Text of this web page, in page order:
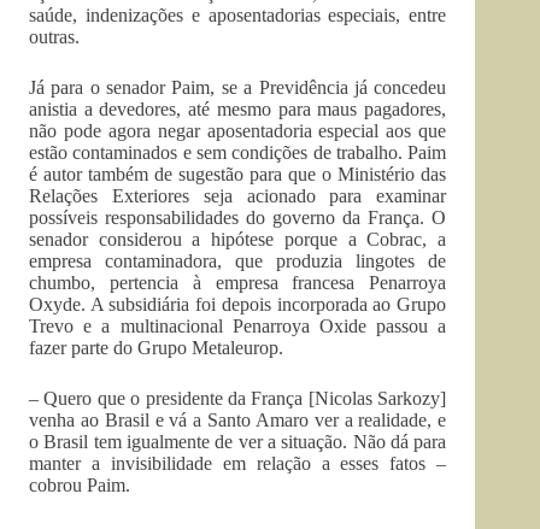
saúde, indenizações e aposentadorias especiais, entre
outras.
Já para o senador Paim, se a Previdência já concedeu
anistia a devedores, até mesmo para maus pagadores,
não pode agora negar aposentadoria especial aos que
estão contaminados e sem condições de trabalho. Paim
é autor também de sugestão para que o Ministério das
Relações Exteriores seja acionado para examinar
possíveis responsabilidades do governo da França. O
senador considerou a hipótese porque a Cobrac, a
empresa contaminadora, que produzia lingotes de
chumbo, pertencia à empresa francesa Penarroya
Oxyde. A subsidiária foi depois incorporada ao Grupo
Trevo e a multinacional Penarroya Oxide passou a
fazer parte do Grupo Metaleurop.
– Quero que o presidente da França [Nicolas Sarkozy]
venha ao Brasil e vá a Santo Amaro ver a realidade, e
o Brasil tem igualmente de ver a situação. Não dá para
manter a invisibilidade em relação a esses fatos –
cobrou Paim.